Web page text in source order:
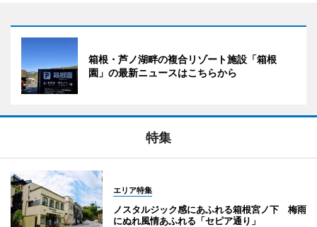
箱根・芦ノ湖畔の複合リゾート施設「箱根
園」の最新ニュースはこちらから
特集
エリア特集
ノスタルジック感にあふれる箱根宮ノ下 梅雨
にぬれ風情あふれる「セピア通り」